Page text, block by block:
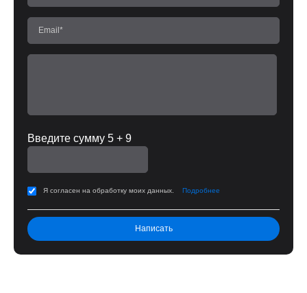
Введите сумму 5 + 9
Я согласен на обработку моих данных. Подробнее